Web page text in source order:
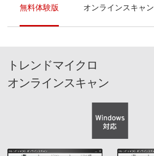
無料体験版 オンラインスキャン
トレンドマイクロ
オンラインスキャン